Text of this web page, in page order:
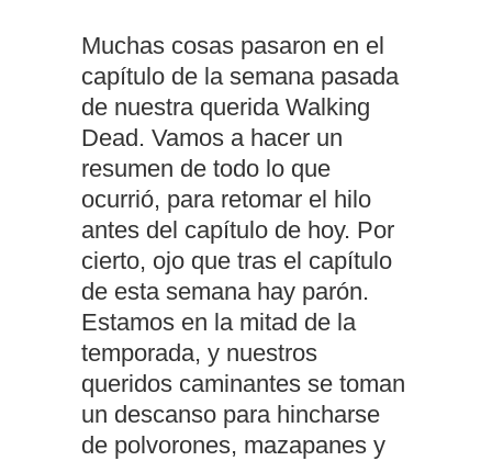
Muchas cosas pasaron en el
capítulo de la semana pasada
de nuestra querida Walking
Dead. Vamos a hacer un
resumen de todo lo que
ocurrió, para retomar el hilo
antes del capítulo de hoy. Por
cierto, ojo que tras el capítulo
de esta semana hay parón.
Estamos en la mitad de la
temporada, y nuestros
queridos caminantes se toman
un descanso para hincharse
de polvorones, mazapanes y